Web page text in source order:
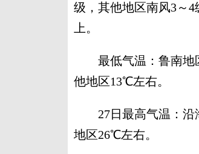
级，其他地区南风3～4
上。
最低气温：鲁南地
他地区13℃左右。
27日最高气温：沿
地区26℃左右。